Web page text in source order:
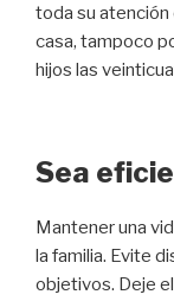
toda su atención
casa, tampoco
hijos las
Sea
Mantener una
la familia. Evite
objetivos. Deje